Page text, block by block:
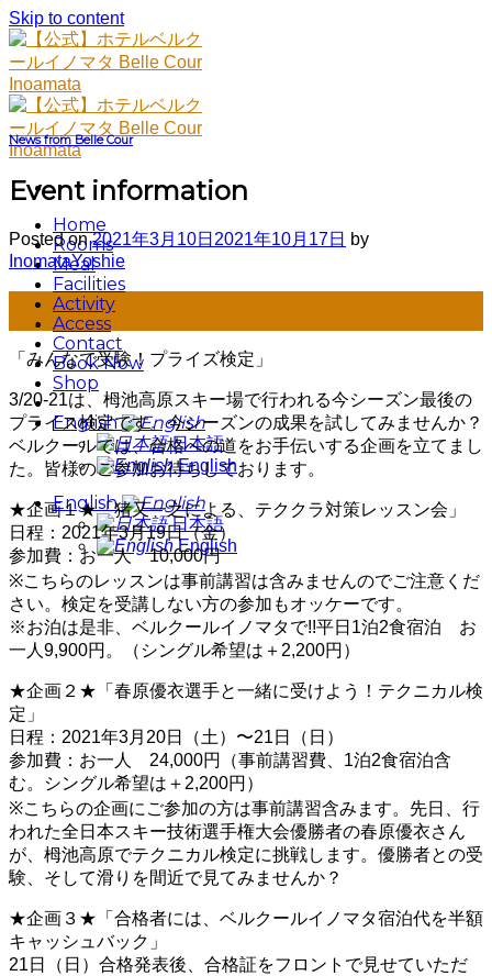
Skip to content
Home
Rooms
Meal
Facilities
Activity
Access
Contact
Book Now
Shop
English
日本語
English
English
日本語
English
News from Belle Cour
Event information
Posted on2021年3月10日 2021年10月17日 by
InomataYoshie
Mar
「みんなで受験！プライズ検定」
3/20-21は、栂池高原スキー場で行われる今シーズン最後の
プライス検定です。今シーズンの成果を試してみませんか？
ベルクールでは、合格への道をお手伝いする企画を立てまし
た。皆様のご参加お待ちしております。
★企画１★「猪又一之による、テククラ対策レッスン会」
日程：2021年3月19日（金）
参加費：お一人 10,000円
※こちらのレッスンは事前講習は含みませんのでご注意くだ
さい。検定を受講しない方の参加もオッケーです。
※お泊は是非、ベルクールイノマタで!!平日1泊2食宿泊 お
一人9,900円。（シングル希望は＋2,200円）
★企画２★「春原優衣選手と一緒に受けよう！テクニカル検
定」
日程：2021年3月20日（土）〜21日（日）
参加費：お一人 24,000円（事前講習費、1泊2食宿泊含
む。シングル希望は＋2,200円）
※こちらの企画にご参加の方は事前講習含みます。先日、行
われた全日本スキー技術選手権大会優勝者の春原優衣さん
が、栂池高原でテクニカル検定に挑戦します。優勝者との受
験、そして滑りを間近で見てみませんか？
★企画３★「合格者には、ベルクールイノマタ宿泊代を半額
キャッシュバック」
21日（日）合格発表後、合格証をフロントで見せていただ